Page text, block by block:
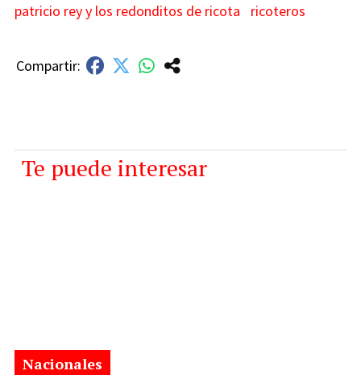
patricio rey y los redonditos de ricota
ricoteros
Te puede interesar
Nacionales